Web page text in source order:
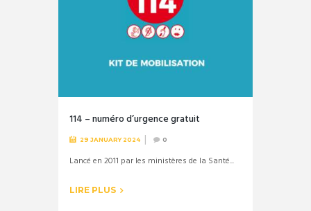
114 – numéro d’urgence gratuit
29 JANUARY 2024 0
Lancé en 2011 par les ministères de la Santé...
LIRE PLUS